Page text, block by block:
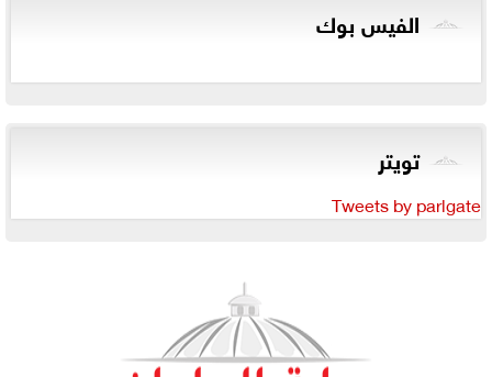
الفيس بوك
تويتر
Tweets by parlgate